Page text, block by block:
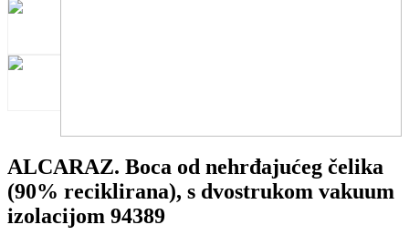
ALCARAZ. Boca od nehrđajućeg čelika
(90% reciklirana), s dvostrukom vakuum
izolacijom 94389